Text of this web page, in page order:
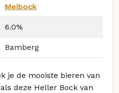
Meibock
6.0%
Bamberg
je de mooiste bieren van
deze Heller Bock van